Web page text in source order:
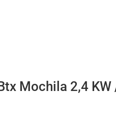
Mochila 2,4 KW